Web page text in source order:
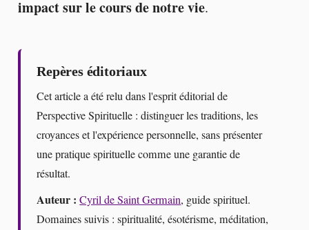
impact sur le cours de notre vie.
Repères éditoriaux
Cet article a été relu dans l'esprit éditorial de
Perspective Spirituelle : distinguer les traditions, les
croyances et l'expérience personnelle, sans présenter
une pratique spirituelle comme une garantie de
résultat.
Auteur : Cyril de Saint Germain, guide spirituel.
Domaines suivis : spiritualité, ésotérisme, méditation,